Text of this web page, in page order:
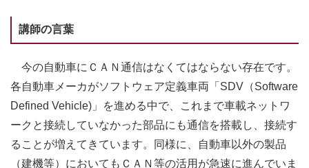
講師の言葉
今の自動車にＣＡＮ通信はなくてはならない存在です。
各自動車メーカがソフトウェア定義車両「SDV（Software
Defined Vehicle)」を進める中で、これまで車載ネットワ
ークと接続していなかった部品にも通信を搭載し、接続す
ることが増えてきています。同様に、自動車以外の製品
（建機等）においてもＣＡＮ等の活用が急速に進んでいま